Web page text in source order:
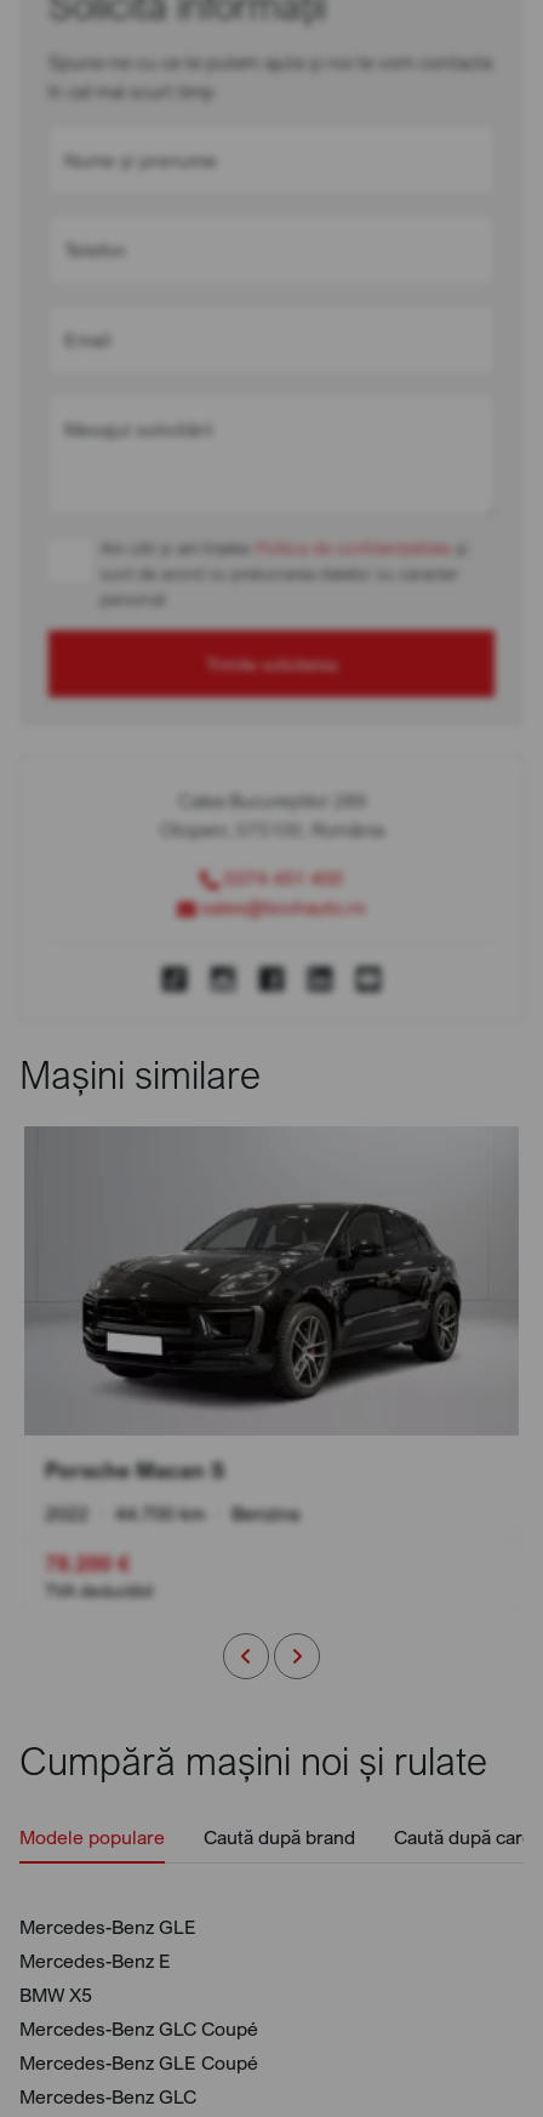
Spune-ne cu ce te putem ajuta și noi te vom contacta
în cel mai scurt timp
Nume și prenume
Telefon
Email
Mesajul solicitării
Am citit și am înțeles Politica de confidențialitate
sunt de acord cu prelucrarea datelor cu caracter
personal
Trimite solicitarea
Calea Bucureștilor 289
Otopeni, 075100, România
0374 451 400
sales@bcchauto.ro
Mașini similare
Porsche Macan S
2022 44.700 km Benzina
78.200 €
TVA deductibil
Cumpără mașini noi și rulate
Modele populare Caută după brand Caută după
Mercedes-Benz GLE
Mercedes-Benz E
BMW X5
Mercedes-Benz GLC Coupé
Mercedes-Benz GLE Coupé
Mercedes-Benz GLC